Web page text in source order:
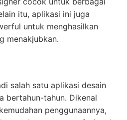
itu, aplikasi ini juga
untuk menghasilkan
menakjubkan.
salah satu aplikasi desain
bertahun-tahun. Dikenal
penggunaannya,